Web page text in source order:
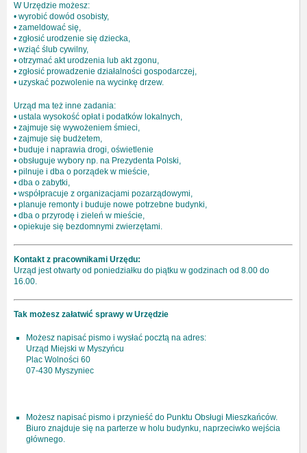
W Urzędzie możesz:
• wyrobić dowód osobisty,
• zameldować się,
• zgłosić urodzenie się dziecka,
• wziąć ślub cywilny,
• otrzymać akt urodzenia lub akt zgonu,
• zgłosić prowadzenie działalności gospodarczej,
• uzyskać pozwolenie na wycinkę drzew.
Urząd ma też inne zadania:
• ustala wysokość opłat i podatków lokalnych,
• zajmuje się wywożeniem śmieci,
• zajmuje się budżetem,
• buduje i naprawia drogi, oświetlenie
• obsługuje wybory np. na Prezydenta Polski,
• pilnuje i dba o porządek w mieście,
• dba o zabytki,
• współpracuje z organizacjami pozarządowymi,
• planuje remonty i buduje nowe potrzebne budynki,
• dba o przyrodę i zieleń w mieście,
• opiekuje się bezdomnymi zwierzętami.
Kontakt z pracownikami Urzędu:
Urząd jest otwarty od poniedziałku do piątku w godzinach od 8.00 do
16.00.
Tak możesz załatwić sprawy w Urzędzie
Możesz napisać pismo i wysłać pocztą na adres:
Urząd Miejski w Myszyńcu
Plac Wolności 60
07-430 Myszyniec
Możesz napisać pismo i przynieść do Punktu Obsługi Mieszkańców.
Biuro znajduje się na parterze w holu budynku, naprzeciwko wejścia
głównego.